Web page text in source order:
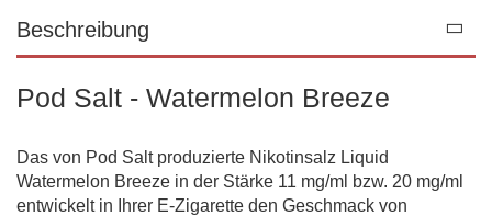
Beschreibung
Pod Salt - Watermelon Breeze
Das von Pod Salt produzierte Nikotinsalz Liquid
Watermelon Breeze in der Stärke 11 mg/ml bzw. 20 mg/ml
entwickelt in Ihrer E-Zigarette den Geschmack von